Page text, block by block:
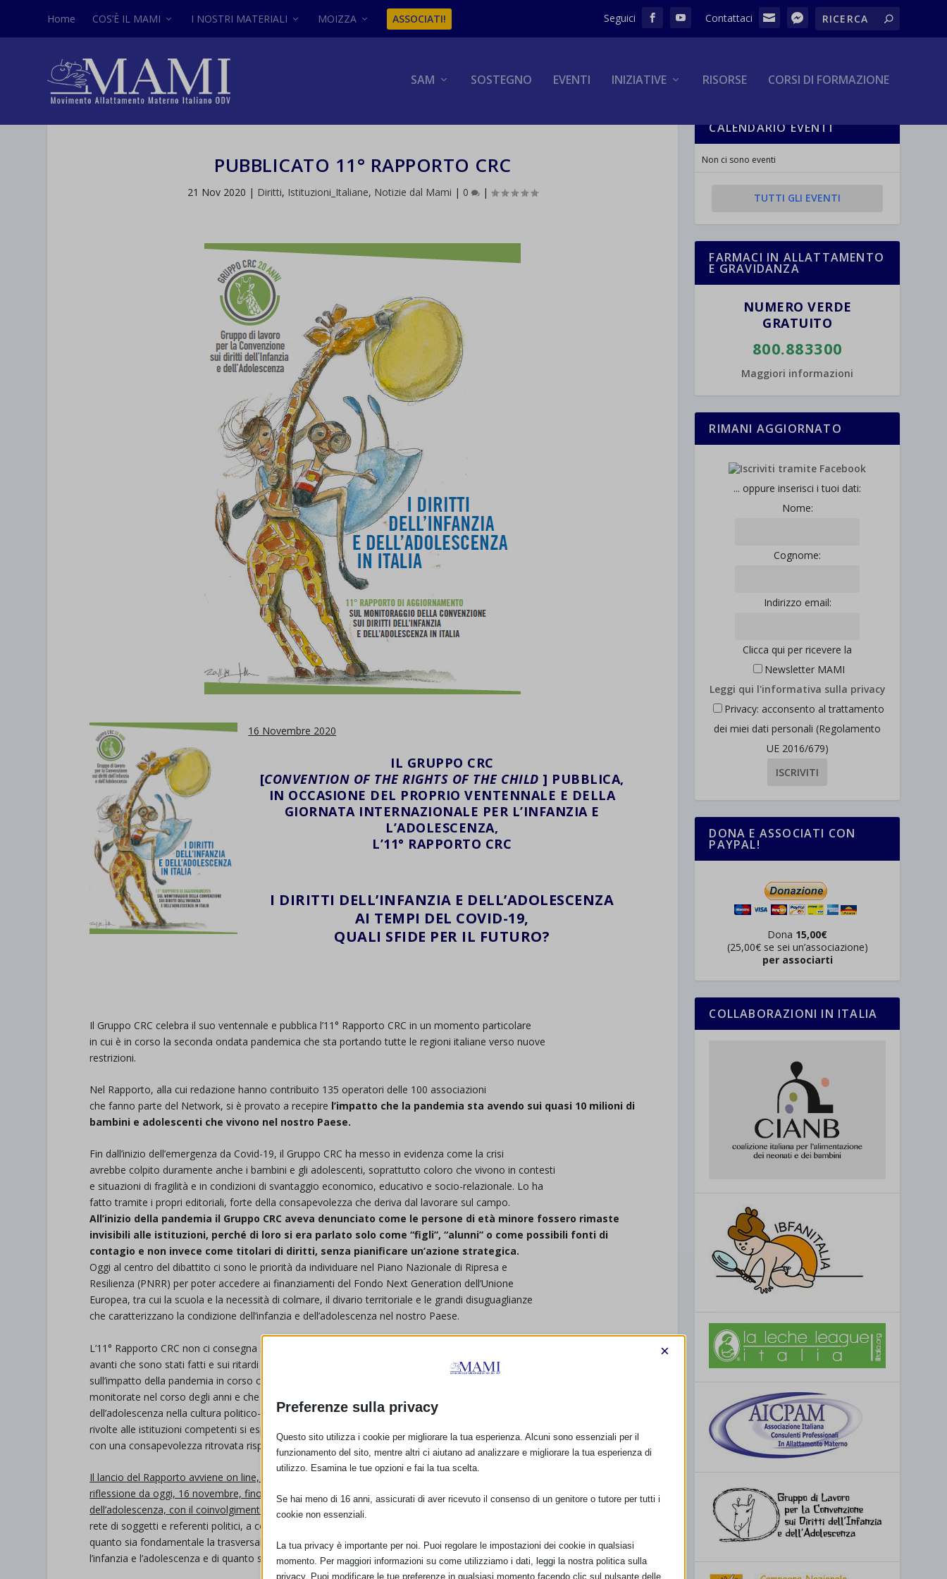
Home COS’È IL MAMI I NOSTRI MATERIALI MOIZZA ASSOCIATI!
SAM SOSTEGNO EVENTI INIZIATIVE RISORSE CORSI DI FORMAZIONE
PUBBLICATO 11° RAPPORTO CRC
21 Nov 2020 | Diritti, Istituzioni_Italiane, Notizie dal Mami | 0 |
16 Novembre 2020
IL GRUPPO CRC
[CONVENTION OF THE RIGHTS OF THE CHILD ] PUBBLICA,
IN OCCASIONE DEL PROPRIO VENTENNALE E DELLA
GIORNATA INTERNAZIONALE PER L’INFANZIA E
L’ADOLESCENZA,
L’11° RAPPORTO CRC
I DIRITTI DELL’INFANZIA E DELL’ADOLESCENZA
AI TEMPI DEL COVID-19,
QUALI SFIDE PER IL FUTURO?
Il Gruppo CRC celebra il suo ventennale e pubblica l’11° Rapporto CRC in un momento particolare
in cui è in corso la seconda ondata pandemica che sta portando tutte le regioni italiane verso nuove
restrizioni.
Nel Rapporto, alla cui redazione hanno contribuito 135 operatori delle 100 associazioni
che fanno parte del Network, si è provato a recepire l’impatto che la pandemia sta avendo sui quasi 10 milioni di
bambini e adolescenti che vivono nel nostro Paese.
Fin dall’inizio dell’emergenza da Covid-19, il Gruppo CRC ha messo in evidenza come la crisi
avrebbe colpito duramente anche i bambini e gli adolescenti, soprattutto coloro che vivono in contesti
e situazioni di fragilità e in condizioni di svantaggio economico, educativo e socio-relazionale. Lo ha
fatto tramite i propri editoriali, forte della consapevolezza che deriva dal lavorare sul campo.
All’inizio della pandemia il Gruppo CRC aveva denunciato come le persone di età minore fossero rimaste
invisibili alle istituzioni, perché di loro si era parlato solo come “figli”, “alunni” o come possibili fonti di
contagio e non invece come titolari di diritti, senza pianificare un’azione strategica.
Oggi al centro del dibattito ci sono le priorità da individuare nel Piano Nazionale di Ripresa e
Resilienza (PNRR) per poter accedere ai finanziamenti del Fondo Next Generation dell’Unione
Europea, tra cui la scuola e la necessità di colmare, il divario territoriale e le grandi disuguaglianze
che caratterizzano la condizione dell’infanzia e dell’adolescenza nel nostro Paese.
L’11° Rapporto CRC non ci consegna solo una retrospettiva di questi due decenni rispetto ai passi
avanti che sono stati fatti e sui ritardi che ancora permangono, ma allarga quindi lo sguardo
sull’impatto della pandemia in corso che ha portato alla luce, aggravandole e dilatandole, le criticità
monitorate nel corso degli anni e che si riassumono nell’assenza dei diritti dell’infanzia e
dell’adolescenza nella cultura politico-amministrativa e nell’agenda politica. Nelle raccomandazioni
rivolte alle istituzioni competenti si esplicita invece l’auspicio che da questa crisi si possa ripartire
con una consapevolezza ritrovata rispetto alla centralità e necessità di investire sui ragazzi e ragazze.
Il lancio del Rapporto avviene on line, in partnership con Vita, attraverso
riflessione da oggi, 16 novembre, fino al 20 novembre, Giornata internazionale dei diritti dell’infanzia e
dell’adolescenza, con il coinvolgimento di esperti ed istituzioni.
rete di soggetti e referenti politici, a condividere il risultato del proprio monitoraggio, per sottolineare
quanto sia fondamentale la trasversalità quando si tratta di pianificare efficacemente le politiche per
l’infanzia e l’adolescenza e di quanto sia necessario l’impegno a tutti i livelli.
CALENDARIO EVENTI
Non ci sono eventi
TUTTI GLI EVENTI
FARMACI IN ALLATTAMENTO
E GRAVIDANZA
NUMERO VERDE
GRATUITO
800.883300
Maggiori informazioni
RIMANI AGGIORNATO
... oppure inserisci i tuoi dati:
Nome:
Cognome:
Indirizzo email:
Clicca qui per ricevere la
Newsletter MAMI
Leggi qui l'informativa sulla privacy
Privacy: acconsento al trattamento
dei miei dati personali (Regolamento
UE 2016/679)
DONA E ASSOCIATI CON
PAYPAL!
Dona 15,00€
(25,00€ se sei un’associazione)
per associarti
COLLABORAZIONI IN ITALIA
Preferenze sulla privacy
×
Questo sito utilizza i cookie per migliorare la tua esperienza. Alcuni sono essenziali per il
funzionamento del sito, mentre altri ci aiutano ad analizzare e migliorare la tua esperienza di
utilizzo. Esamina le tue opzioni e fai la tua scelta.
Se hai meno di 16 anni, assicurati di aver ricevuto il consenso di un genitore o tutore per tutti i
cookie non essenziali.
La tua privacy è importante per noi. Puoi regolare le impostazioni dei cookie in qualsiasi
momento. Per maggiori informazioni su come utilizziamo i dati, leggi la nostra politica sulla
privacy. Puoi modificare le tue preferenze in qualsiasi momento facendo clic sul pulsante delle